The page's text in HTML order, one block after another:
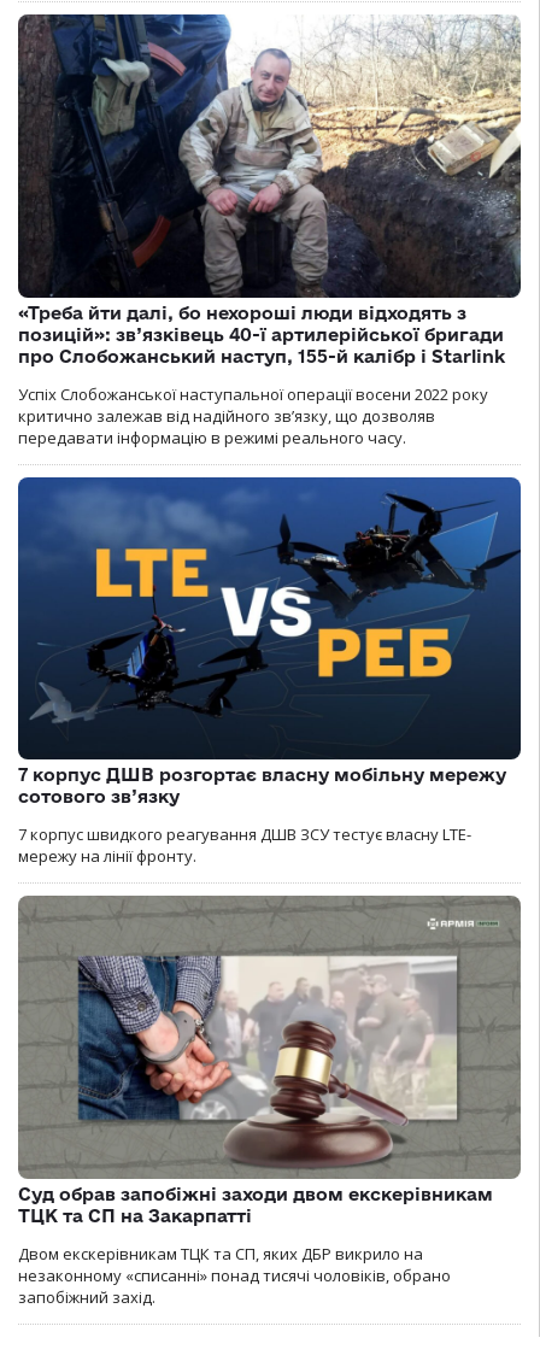
«Треба йти далі, бо нехороші люди відходять з
позицій»: зв’язківець 40-ї артилерійської бригади
про Слобожанський наступ, 155-й калібр і Starlink
Успіх Слобожанської наступальної операції восени 2022 року
критично залежав від надійного зв’язку, що дозволяв
передавати інформацію в режимі реального часу.
7 корпус ДШВ розгортає власну мобільну мережу
сотового зв’язку
7 корпус швидкого реагування ДШВ ЗСУ тестує власну LTE-
мережу на лінії фронту.
Суд обрав запобіжні заходи двом екскерівникам
ТЦК та СП на Закарпатті
Двом екскерівникам ТЦК та СП, яких ДБР викрило на
незаконному «списанні» понад тисячі чоловіків, обрано
запобіжний захід.